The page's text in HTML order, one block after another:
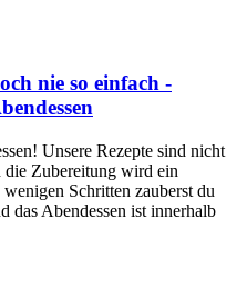
nie so einfach -
Unsere Rezepte sind nicht
die Zubereitung wird ein
Schritten zauberst du
das Abendessen ist innerhalb